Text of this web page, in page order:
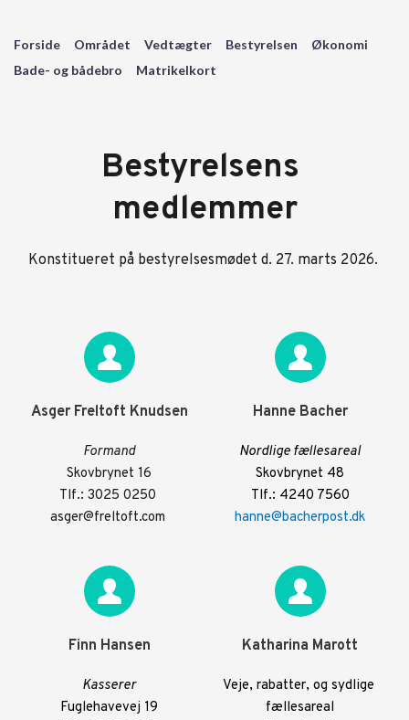
Forside Området Vedtægter Bestyrelsen
Økonomi
Bade- og bådebro
Matrikelkort
Bestyrelsens
medlemmer
Konstitueret på bestyrelsesmødet d. 27. marts 2026.
Asger Freltoft Knudsen
Formand
Skovbrynet 16
Tlf.: 3025 0250
asger@freltoft.com
Hanne Bacher
Nordlige fællesareal
Skovbrynet 48
Tlf.: 4240 7560
hanne@bacherpost.dk
Finn Hansen
Kasserer
Fuglehavevej 19
Katharina Marott
Veje, rabatter, og sydlige
fællesareal